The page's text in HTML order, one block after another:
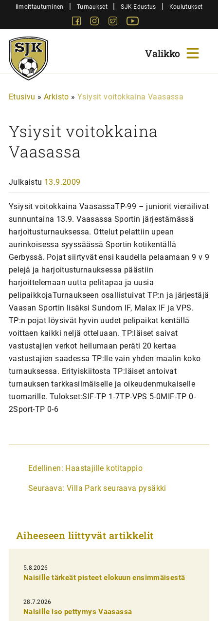
SiirryIlmoittautuminen | Turnaukset | SJK-Edustus | Koulutukset
FacebookInstagram
Twitter
Sjk-
Juniorit
Etusivu » Arkisto » Ysiysit voitokkaina Vaasassa
Ysiysit voitokkaina
Vaasassa
Julkaistu 13.9.2009
Ysiysit voitokkaina VaasassaTP-99 – juniorit vierailivat
sunnuntaina 13.9. Vaasassa Sportin järjestämässä
harjoitusturnauksessa. Ottelut pelattiin upean
aurinkoisessa syyssäässä Sportin kotikentällä
Gerbyssä. Pojat siirtyvät ensi kaudella pelaamaan 9 v 9
pelejä ja harjoitusturnauksessa päästiin
harjoittelemaan uutta pelitapaa ja uusia
pelipaikkojaTurnaukseen osallistuivat TP:n ja järjestäjä
Vaasan Sportin lisäksi Sundom IF, Malax IF ja VPS.
TP:n pojat löysivät hyvin uudet pelipaikat kentällä
voittaen kaikki neljä otteluaan. TP:läiset saivat
vastustajien verkot heilumaan peräti 20 kertaa
vastustajien saadessa TP:lle vain yhden maalin koko
turnauksessa. Erityiskiitosta TP:läiset antoivat
turnauksen tarkkasilmäiselle ja oikeudenmukaiselle
tuomarille. Tulokset:SIF-TP 1-7TP-VPS 5-0MIF-TP 0-
2Sport-TP 0-6
A
t
k
e
l
i
e
n
Edellinen: Haastajille kotitappio
Seuraava: Villa Park seuraava pysäkki
Aiheeseen liittyvät artikkelit
5.8.2026
Naisille tärkeät pisteet elokuun ensimmäisestä
28.7.2026
Naisille iso pettymys Vaasassa